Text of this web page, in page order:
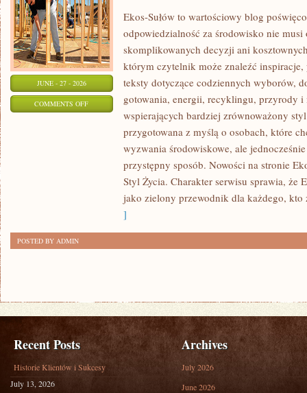
JUNE - 27 - 2026
COMMENTS OFFON
Ekos-Sułów to wartościowy blog
odpowiedzialność za środowisko nie
skomplikowanych decyzji ani
którym czytelnik może znaleźć inspiracje,
teksty dotyczące codziennych wyborów,
gotowania, energii, recyklingu, przyrody i
wspierających bardziej zrównoważony styl
przygotowana z myślą o osobach, które
wyzwania środowiskowe, ale
przystępny sposób. Nowości na stronie
Styl Życia. Charakter serwisu sprawia, że
jako zielony przewodnik dla każdego, kto
]
POSTED BY ADMIN
Recent Posts
Historie Klientów i Sukcesy
July 13, 2026
Archives
July 2026
June 2026